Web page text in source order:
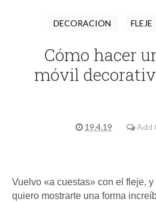
DECORACION FLEJE
Cómo hacer
móvil
19.4.19 Add
Vuelvo «a cuestas» con el fleje,
quiero mostrarte una forma